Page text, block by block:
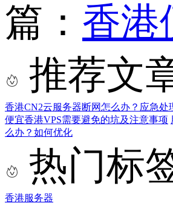
篇： 香港
推荐文
香港CN2云服务器断网怎么办？应急处
便宜香港VPS需要避免的坑及注意事项
么办？如何优化
热门标
香港服务器